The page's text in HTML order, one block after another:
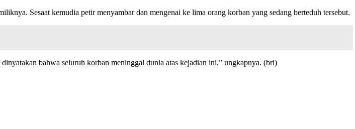
Sesaat kemudia petir menyambar dan mengenai ke lima orang korban yang sedang berteduh tersebut.
bahwa seluruh korban meninggal dunia atas kejadian ini,” ungkapnya. (bri)